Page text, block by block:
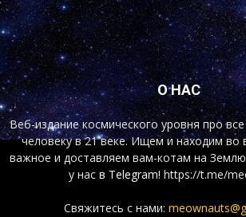
О НАС
Веб-издание космического уровня про
человеку в 21 веке. Ищем и находим во
важное и доставляем вам-котам на
у нас в Telegram! https://t.me/
Свяжитесь с нами: